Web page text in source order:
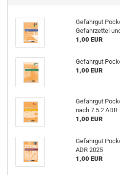
Gefahrgut
Gefahrzettel
1,00 EUR
Gefahrgut
1,00 EUR
Gefahrgut
nach 7.5.2 ADR
1,00 EUR
Gefahrgut
ADR 2025
1,00 EUR